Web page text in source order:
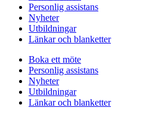
Personlig assistans
Nyheter
Utbildningar
Länkar och blanketter
Boka ett möte
Personlig assistans
Nyheter
Utbildningar
Länkar och blanketter